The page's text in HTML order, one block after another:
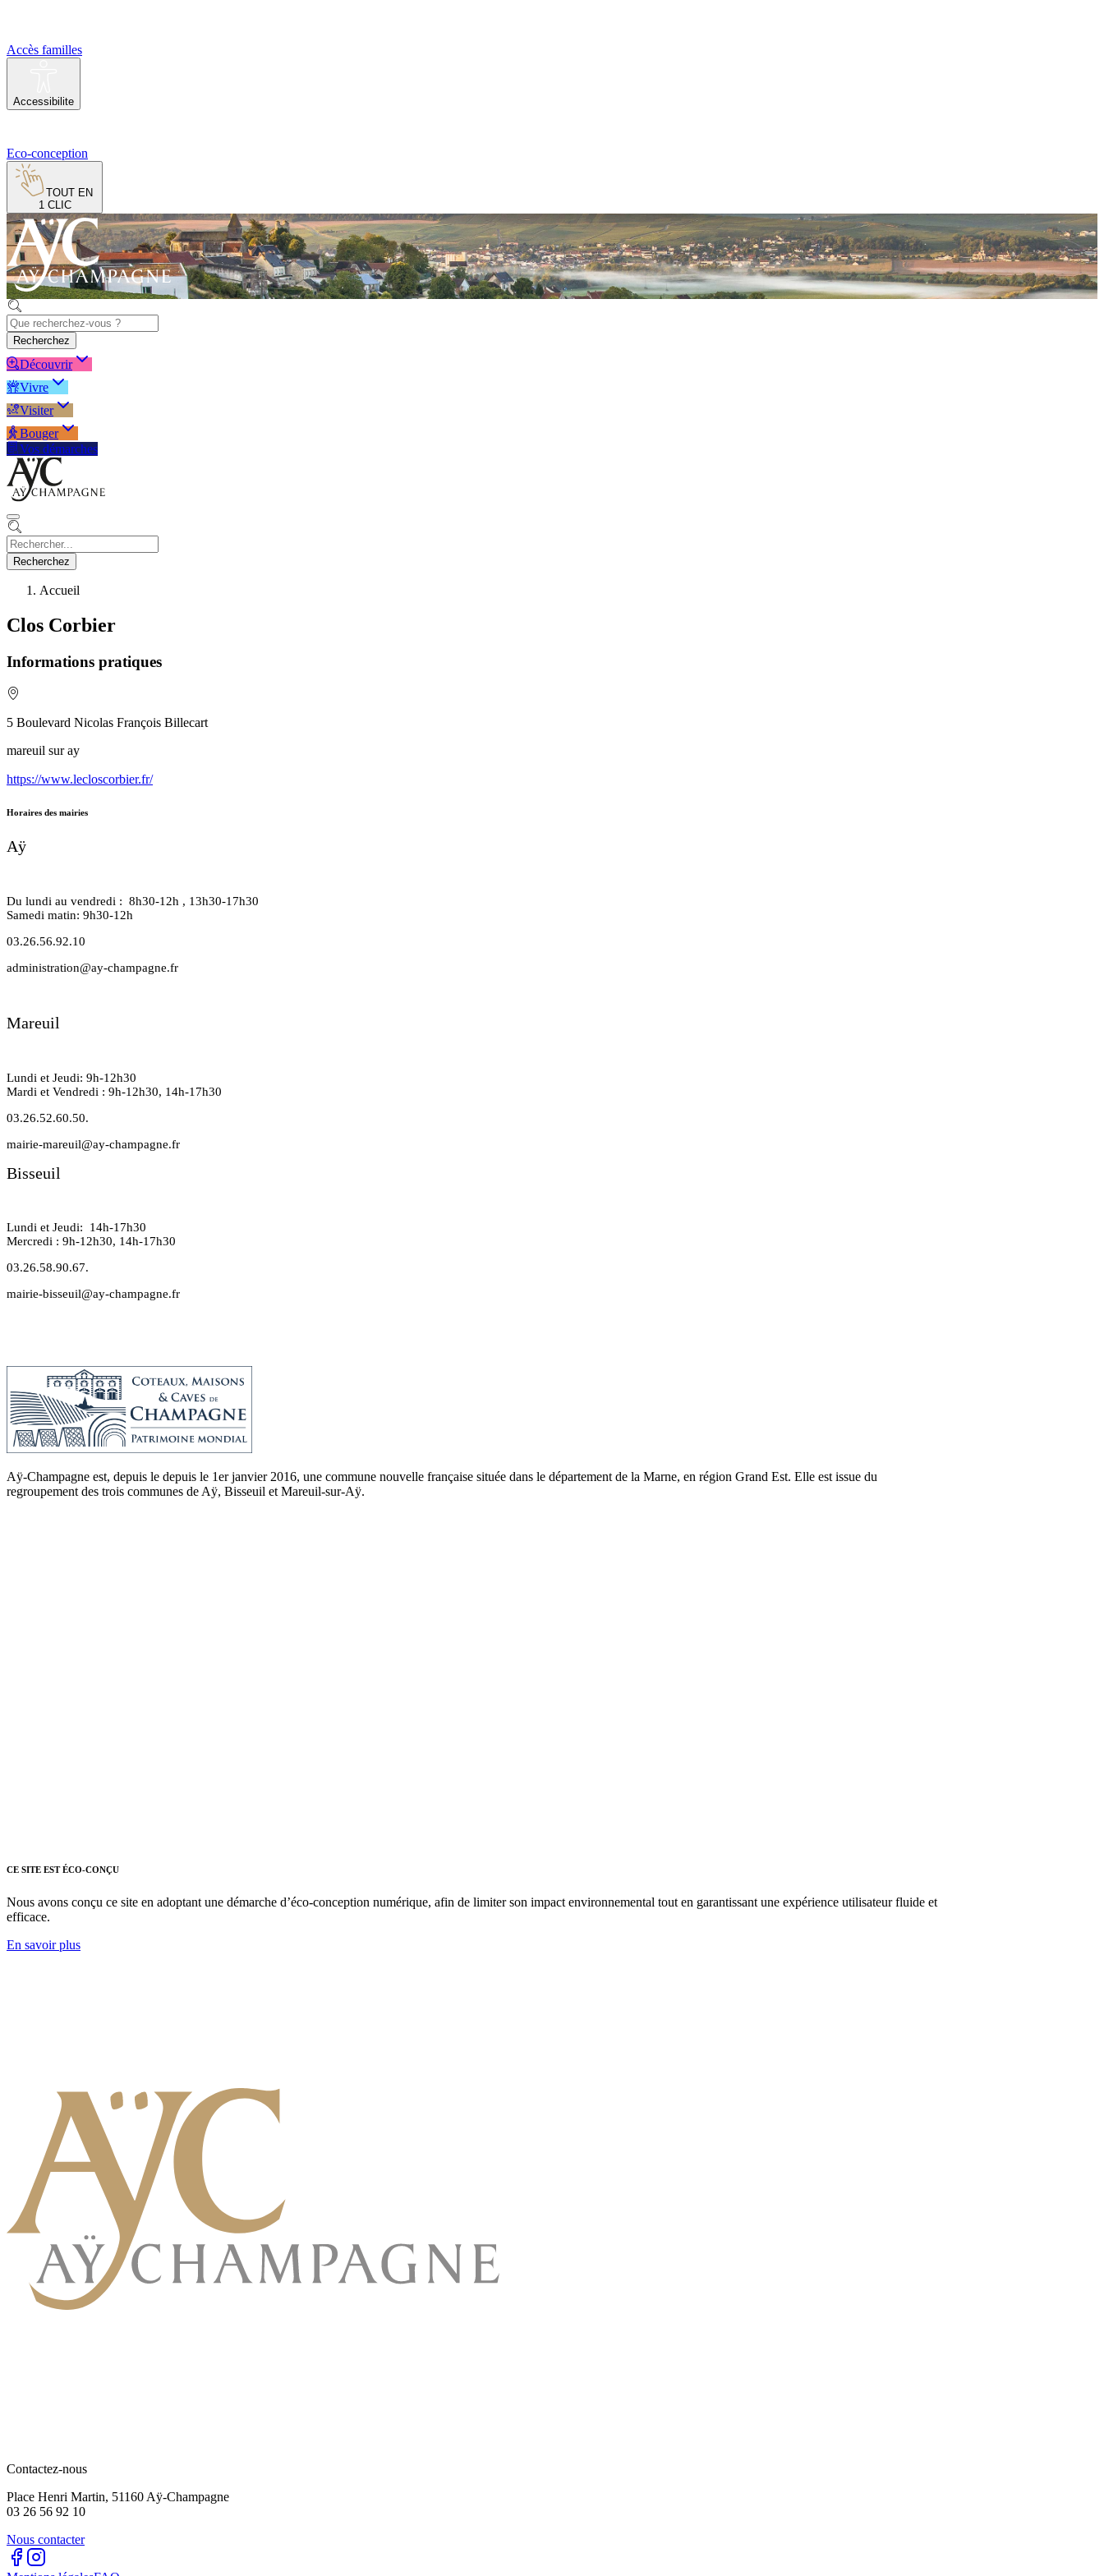
Accès familles
Accessibilite
Eco-conception
TOUT EN
1 CLIC
Recherchez
Découvrir
Vivre
Visiter
Bouger
Vos démarches
Recherchez
Accueil
Clos Corbier
Informations pratiques
5 Boulevard Nicolas François Billecart
mareuil sur ay
https://www.lecloscorbier.fr/
Horaires des mairies
Aÿ
Du lundi au vendredi : 8h30-12h , 13h30-17h30
Samedi matin: 9h30-12h
03.26.56.92.10
administration@ay-champagne.fr
Mareuil
Lundi et Jeudi: 9h-12h30
Mardi et Vendredi : 9h-12h30, 14h-17h30
03.26.52.60.50.
mairie-mareuil@ay-champagne.fr
Bisseuil
Lundi et Jeudi: 14h-17h30
Mercredi : 9h-12h30, 14h-17h30
03.26.58.90.67.
mairie-bisseuil@ay-champagne.fr
Aÿ-Champagne est, depuis le depuis le 1er janvier 2016, une commune nouvelle française située dans le département de la Marne, en région Grand Est. Elle est issue du
regroupement des trois communes de Aÿ, Bisseuil et Mareuil-sur-Aÿ.
CE SITE EST ÉCO-CONÇU
Nous avons conçu ce site en adoptant une démarche d’éco-conception numérique, afin de limiter son impact environnemental tout en garantissant une expérience utilisateur fluide et
efficace.
En savoir plus
Contactez-nous
Place Henri Martin, 51160 Aÿ-Champagne
03 26 56 92 10
Nous contacter